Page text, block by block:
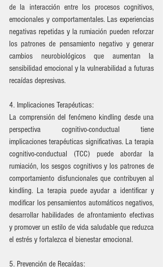
de la interacción entre los procesos cognitivos,
emocionales y comportamentales. Las experiencias
negativas repetidas y la rumiación pueden reforzar
los patrones de pensamiento negativo y generar
cambios neurobiológicos que aumentan la
sensibilidad emocional y la vulnerabilidad a futuras
recaídas depresivas.
4. Implicaciones Terapéuticas:
La comprensión del fenómeno kindling desde una
perspectiva cognitivo-conductual tiene
implicaciones terapéuticas significativas. La terapia
cognitivo-conductual (TCC) puede abordar la
rumiación, los sesgos cognitivos y los patrones de
comportamiento disfuncionales que contribuyen al
kindling. La terapia puede ayudar a identificar y
modificar los pensamientos automáticos negativos,
desarrollar habilidades de afrontamiento efectivas
y promover un estilo de vida saludable que reduzca
el estrés y fortalezca el bienestar emocional.
5. Prevención de Recaídas: